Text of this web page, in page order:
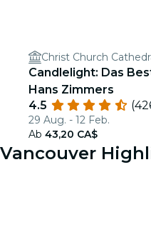
Christ Church
Candlelight: Das
Hans Zimmers
4.5
29 Aug. - 12 Feb.
Ab 43,20 CA$
Vancouver